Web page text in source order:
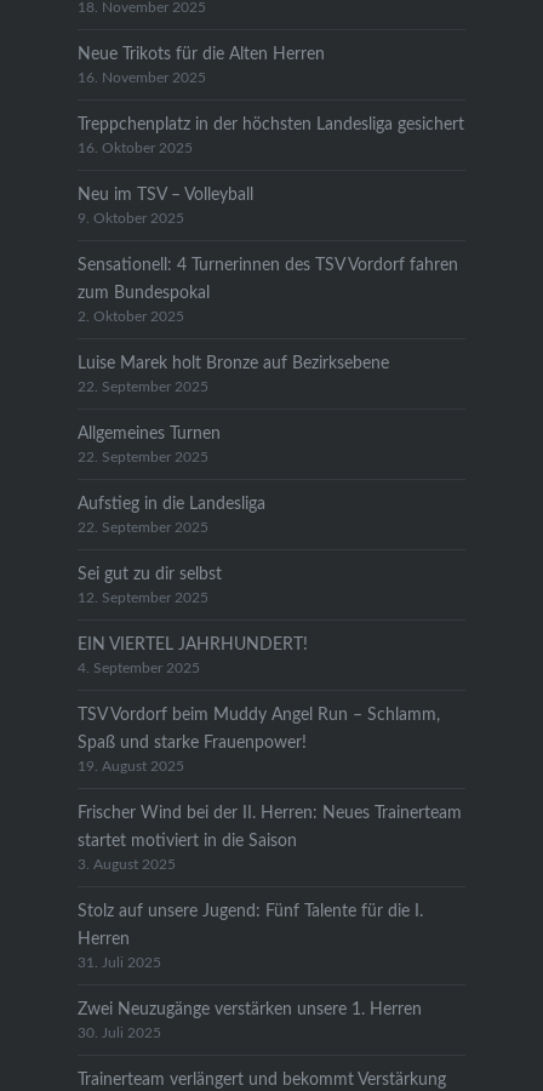
18. November 2025
Neue Trikots für die Alten Herren
16. November 2025
Treppchenplatz in der höchsten Landesliga gesichert
16. Oktober 2025
Neu im TSV – Volleyball
9. Oktober 2025
Sensationell: 4 Turnerinnen des TSV Vordorf fahren
zum Bundespokal
2. Oktober 2025
Luise Marek holt Bronze auf Bezirksebene
22. September 2025
Allgemeines Turnen
22. September 2025
Aufstieg in die Landesliga
22. September 2025
Sei gut zu dir selbst
12. September 2025
EIN VIERTEL JAHRHUNDERT!
4. September 2025
TSV Vordorf beim Muddy Angel Run – Schlamm,
Spaß und starke Frauenpower!
19. August 2025
Frischer Wind bei der II. Herren: Neues Trainerteam
startet motiviert in die Saison
3. August 2025
Stolz auf unsere Jugend: Fünf Talente für die I.
Herren
31. Juli 2025
Zwei Neuzugänge verstärken unsere 1. Herren
30. Juli 2025
Trainerteam verlängert und bekommt Verstärkung